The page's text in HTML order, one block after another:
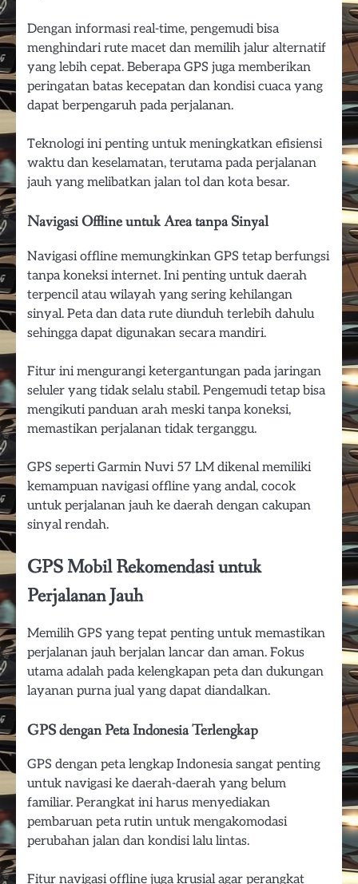
Dengan informasi real-time, pengemudi bisa
menghindari rute macet dan memilih jalur alternatif
yang lebih cepat. Beberapa GPS juga memberikan
peringatan batas kecepatan dan kondisi cuaca yang
dapat berpengaruh pada perjalanan.
Teknologi ini penting untuk meningkatkan efisiensi
waktu dan keselamatan, terutama pada perjalanan
jauh yang melibatkan jalan tol dan kota besar.
Navigasi Offline untuk Area tanpa Sinyal
Navigasi offline memungkinkan GPS tetap berfungsi
tanpa koneksi internet. Ini penting untuk daerah
terpencil atau wilayah yang sering kehilangan
sinyal. Peta dan data rute diunduh terlebih dahulu
sehingga dapat digunakan secara mandiri.
Fitur ini mengurangi ketergantungan pada jaringan
seluler yang tidak selalu stabil. Pengemudi tetap bisa
mengikuti panduan arah meski tanpa koneksi,
memastikan perjalanan tidak terganggu.
GPS seperti Garmin Nuvi 57 LM dikenal memiliki
kemampuan navigasi offline yang andal, cocok
untuk perjalanan jauh ke daerah dengan cakupan
sinyal rendah.
GPS Mobil Rekomendasi untuk
Perjalanan Jauh
Memilih GPS yang tepat penting untuk memastikan
perjalanan jauh berjalan lancar dan aman. Fokus
utama adalah pada kelengkapan peta dan dukungan
layanan purna jual yang dapat diandalkan.
GPS dengan Peta Indonesia Terlengkap
GPS dengan peta lengkap Indonesia sangat penting
untuk navigasi ke daerah-daerah yang belum
familiar. Perangkat ini harus menyediakan
pembaruan peta rutin untuk mengakomodasi
perubahan jalan dan kondisi lalu lintas.
Fitur navigasi offline juga krusial agar perangkat